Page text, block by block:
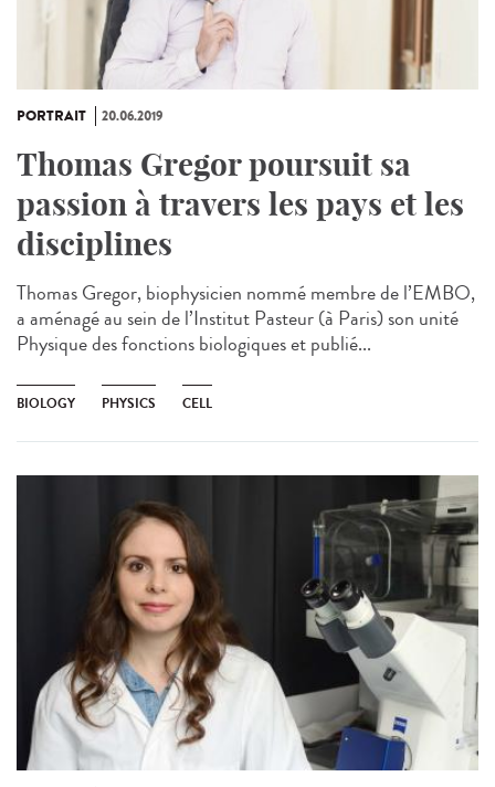
PORTRAIT 20.06.2019
Thomas Gregor poursuit sa
passion à travers les pays et les
disciplines
Thomas Gregor, biophysicien nommé membre de l’EMBO,
a aménagé au sein de l’Institut Pasteur (à Paris) son unité
Physique des fonctions biologiques et publié...
BIOLOGY PHYSICS CELL